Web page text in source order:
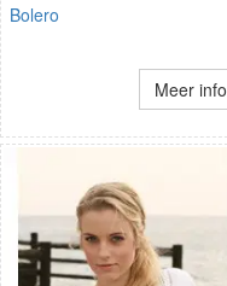
Bolero
Meer info